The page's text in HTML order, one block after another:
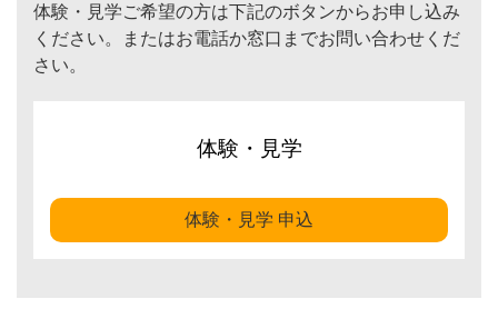
体験・見学ご希望の方は下記のボタンからお申し込み
ください。またはお電話か窓口までお問い合わせくだ
さい。
体験・見学
体験・見学 申込